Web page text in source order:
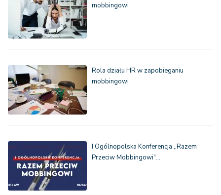
mobbingowi
Rola działu HR w zapobieganiu
mobbingowi
I Ogólnopolska Konferencja ,,Razem
Przeciw Mobbingowi"…